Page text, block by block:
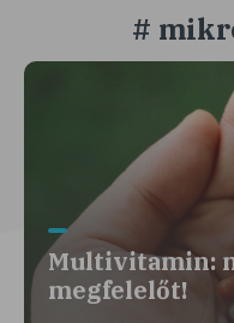
#
Multivitamin:
megfelelőt!